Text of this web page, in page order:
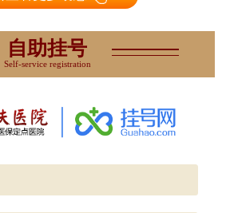
自助挂号
Self-service registration